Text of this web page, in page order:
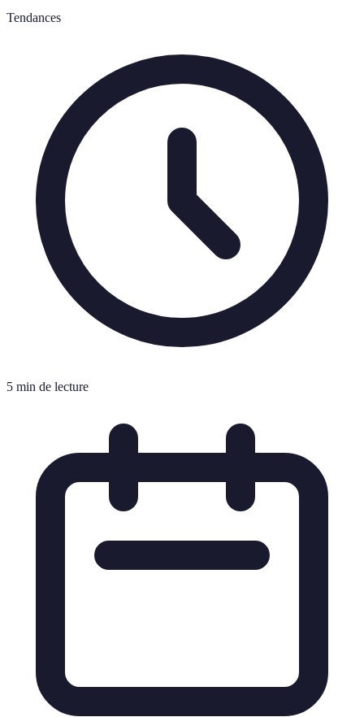
Tendances
5 min de lecture